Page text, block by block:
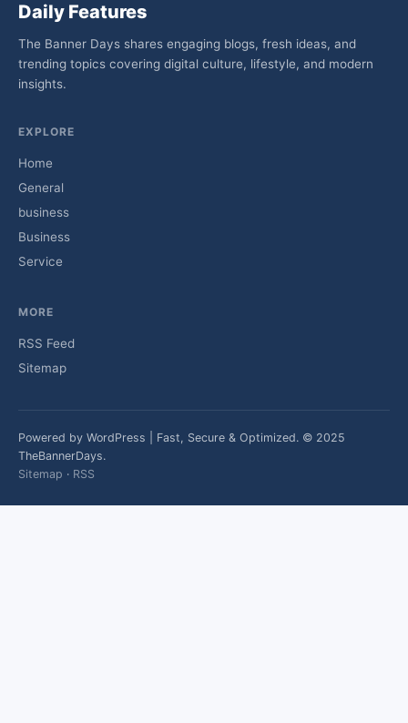
Daily Features
The Banner Days shares engaging blogs, fresh ideas, and
trending topics covering digital culture, lifestyle, and modern
insights.
EXPLORE
Home
General
business
Business
Service
MORE
RSS Feed
Sitemap
Powered by WordPress | Fast, Secure & Optimized. © 2025
TheBannerDays.
Sitemap · RSS